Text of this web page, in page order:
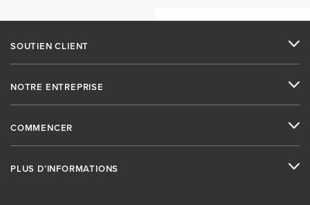
SOUTIEN CLIENT
NOTRE ENTREPRISE
COMMENCER
PLUS D’INFORMATIONS